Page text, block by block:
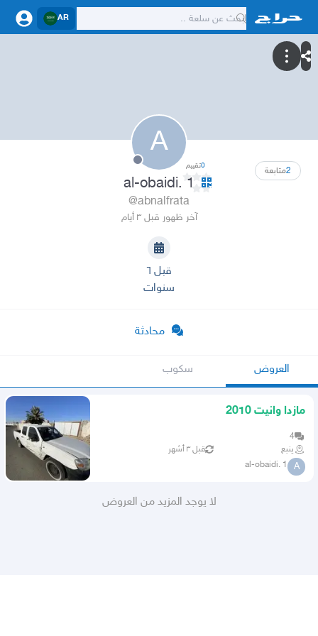
AR
A
2متابعة 0تقييم
al-obaidi. 1
@abnalfrata
آخر ظهور قبل ٣ أيام
قبل ٦
سنوات
محادثة
العروض سكوب
مازدا وانيت 2010
4
ينبع
قبل ٣ أشهر
A
al-obaidi. 1
لا يوجد المزيد من العروض